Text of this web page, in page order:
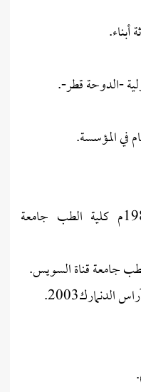
-الدوحة قطر-.
المؤسسة.
بكالوريوس الطب والجراحة 1987م كلية الطب جامعة